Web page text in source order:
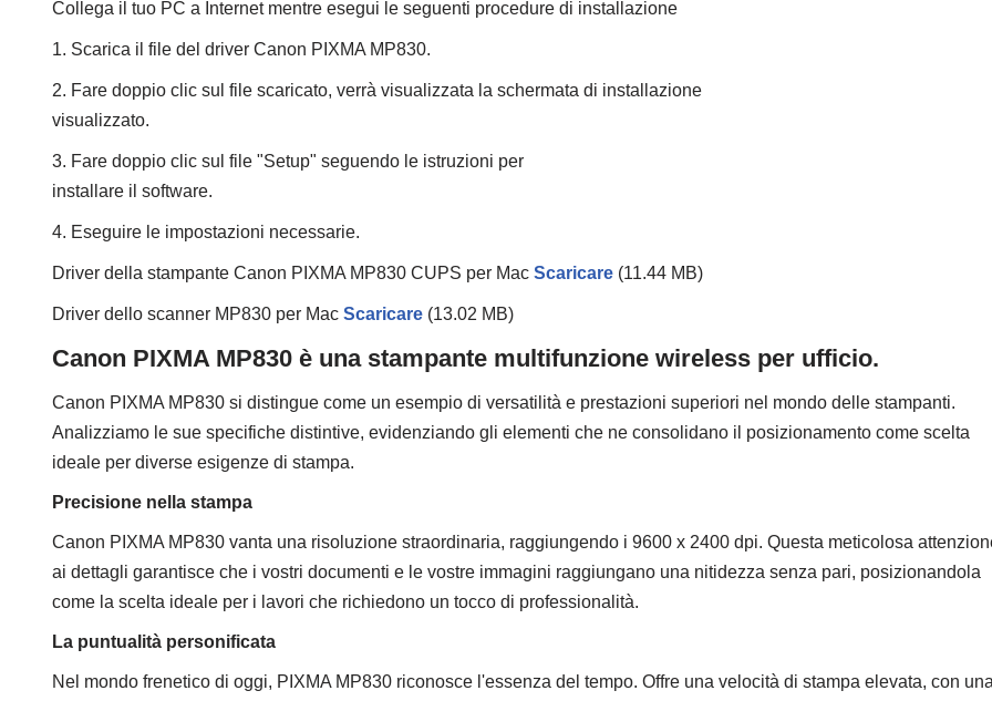
Collega il tuo PC a Internet mentre esegui le seguenti procedure di installazione
1. Scarica il file del driver Canon PIXMA MP830.
2. Fare doppio clic sul file scaricato, verrà visualizzata la schermata di installazione
visualizzato.
3. Fare doppio clic sul file "Setup" seguendo le istruzioni per
installare il software.
4. Eseguire le impostazioni necessarie.
Driver della stampante Canon PIXMA MP830 CUPS per Mac Scaricare (11.44 MB)
Driver dello scanner MP830 per Mac Scaricare (13.02 MB)
Canon PIXMA MP830 è una stampante multifunzione wireless per ufficio.
Canon PIXMA MP830 si distingue come un esempio di versatilità e prestazioni superiori nel mondo delle stampanti.
Analizziamo le sue specifiche distintive, evidenziando gli elementi che ne consolidano il posizionamento come scelta
ideale per diverse esigenze di stampa.
Precisione nella stampa
Canon PIXMA MP830 vanta una risoluzione straordinaria, raggiungendo i 9600 x 2400 dpi. Questa meticolosa
ai dettagli garantisce che i vostri documenti e le vostre immagini raggiungano una nitidezza senza pari, posizionandola
come la scelta ideale per i lavori che richiedono un tocco di professionalità.
La puntualità personificata
Nel mondo frenetico di oggi, PIXMA MP830 riconosce l'essenza del tempo. Offre una velocità di stampa elevata, con